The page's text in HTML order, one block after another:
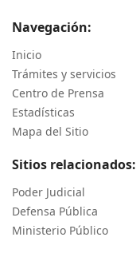
Navegación:
Inicio
Trámites y servicios
Centro de Prensa
Estadísticas
Mapa del Sitio
Sitios relacionados:
Poder Judicial
Defensa Pública
Ministerio Público